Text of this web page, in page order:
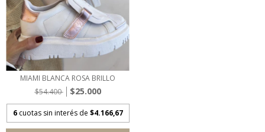
MIAMI BLANCA ROSA BRILLO
$54.400
$25.000
6 cuotas sin interés de $4.166,67